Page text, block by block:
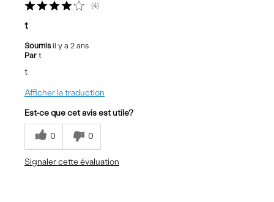
4
t
Soumisil y a 2 ans
Par t
t
Afficher la traduction
Est-ce que cet avis est utile?
0 0
Signaler cette évaluation